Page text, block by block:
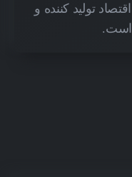
تولید کننده و
است.